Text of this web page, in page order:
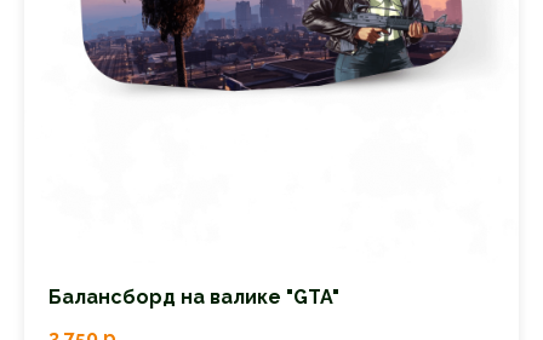
Балансборд на валике "GTA"